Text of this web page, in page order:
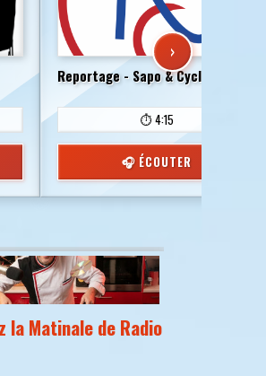
Reportage - Sapo & Cyclo
⏱️ 4:15
🎧 ÉCOUTER
›
la Matinale de Radio